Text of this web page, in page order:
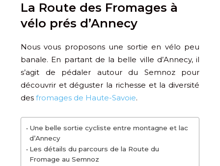
La Route des Fromages à
vélo prés d’Annecy
Nous vous proposons une sortie en vélo peu
banale. En partant de la belle ville d’Annecy, il
s’agit de pédaler autour du Semnoz pour
découvrir et déguster la richesse et la diversité
des fromages de Haute-Savoie.
Une belle sortie cycliste entre montagne et lac
d’Annecy
Les détails du parcours de la Route du
Fromage au Semnoz